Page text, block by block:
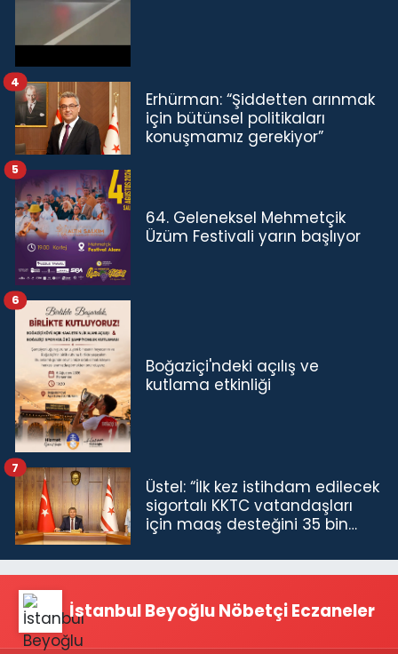
Erhürman: “Şiddetten arınmak
için bütünsel politikaları
konuşmamız gerekiyor”
4
64. Geleneksel Mehmetçik
Üzüm Festivali yarın başlıyor
5
Boğaziçi'ndeki açılış ve
kutlama etkinliği
6
Üstel: “İlk kez istihdam edilecek
sigortalı KKTC vatandaşları
için maaş desteğini 35 bin
7
İstanbul Beyoğlu Nöbetçi Eczaneler